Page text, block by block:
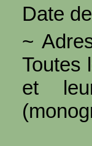
Date
~
Toutes
et